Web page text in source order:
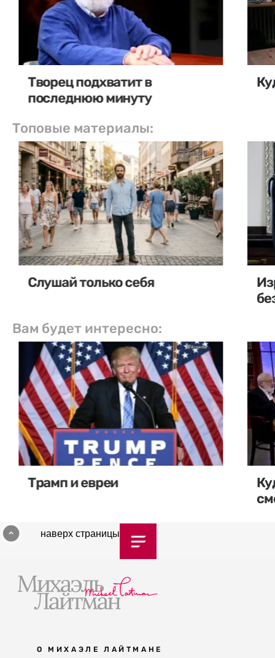
Творец подхватит в
последнюю минуту
Топовые материалы:
Слушай только себя
Вам будет интересно:
Трамп и евреи
наверх страницы
О МИХАЭЛЕ ЛАЙТМАНЕ